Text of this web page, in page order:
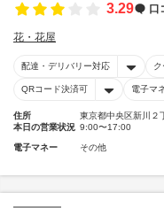
3.29 口
花・花屋
配達・デリバリー対応
QRコード決済可 電子マ
住所
東京都中央区新川２
本日の営業状況 9:00〜17:00
電子マネー その他